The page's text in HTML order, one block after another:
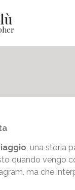
, una storia
quando vengo
ma che